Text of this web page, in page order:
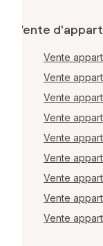
Vente
Vente
Vente
Vente
Vente
Vente
Vente
Vente
Vente
Vente